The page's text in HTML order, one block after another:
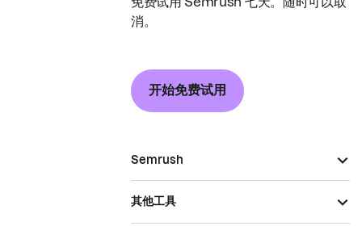
消。
开始免费试用
Semrush
其他工具